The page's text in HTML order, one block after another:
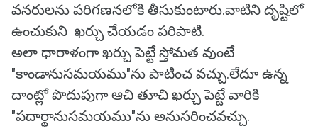
వనరులను పరిగణనలోకి తీసుకుంటారు.వాటిని దృష్టిలో
ఉంచుకుని ఖర్చు చేయడం పరిపాటి.
అలా ధారాళంగా ఖర్చు పెట్టే స్తోమత వుంటే
"కాండానుసమయము"ను పాటించ వచ్చు.లేదూ ఉన్న
దాంట్లో పొదుపుగా ఆచి తూచి ఖర్చు పెట్టే వారికి
"పదార్థానుసమయము"ను అనుసరించవచ్చు.